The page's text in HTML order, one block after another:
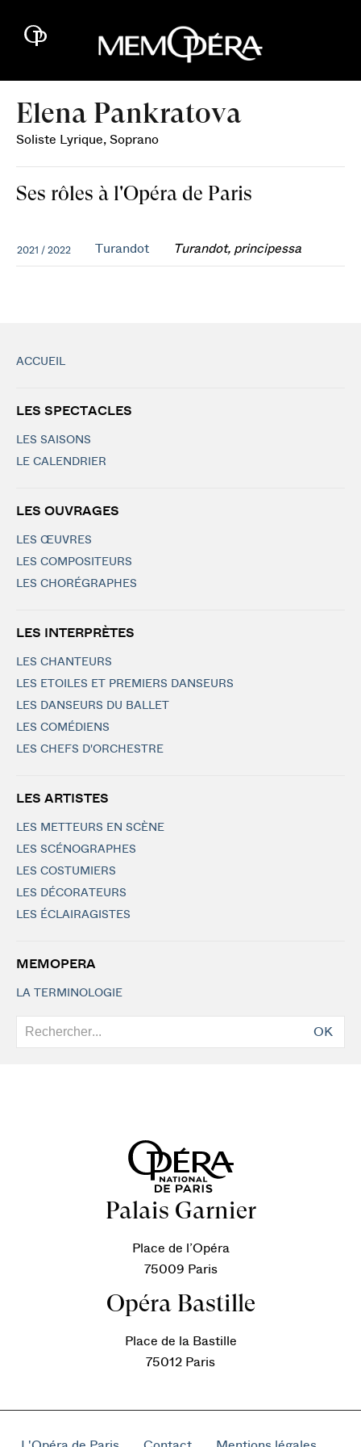
Elena Pankratova
Soliste Lyrique, Soprano
Ses rôles à l'Opéra de Paris
2021 / 2022 Turandot Turandot, principessa
ACCUEIL
LES SPECTACLES
LES SAISONS
LE CALENDRIER
LES OUVRAGES
LES ŒUVRES
LES COMPOSITEURS
LES CHORÉGRAPHES
LES INTERPRÈTES
LES CHANTEURS
LES ETOILES ET PREMIERS DANSEURS
LES DANSEURS DU BALLET
LES COMÉDIENS
LES CHEFS D'ORCHESTRE
LES ARTISTES
LES METTEURS EN SCÈNE
LES SCÉNOGRAPHES
LES COSTUMIERS
LES DÉCORATEURS
LES ÉCLAIRAGISTES
MEMOPERA
LA TERMINOLOGIE
OK
Palais Garnier
Place de l’Opéra
75009 Paris
Opéra Bastille
Place de la Bastille
75012 Paris